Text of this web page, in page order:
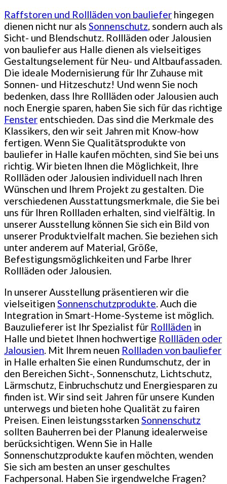
Raffstoren und Rollläden von bauliefer hingegen
dienen nicht nur als Sonnenschutz, sondern auch als
Sicht- und Blendschutz. Rollläden oder Jalousien
von bauliefer aus Halle dienen als vielseitiges
Gestaltungselement für Neu- und Altbaufassaden.
Die ideale Modernisierung für Ihr Zuhause mit
Sonnen- und Hitzeschutz! Und wenn Sie noch
bedenken, dass Ihre Rollläden oder Jalousien auch
noch Energie sparen, haben Sie sich für das richtige
Fenster entschieden. Das sind die Merkmale des
Klassikers, den wir seit Jahren mit Know-how
fertigen. Wenn Sie Qualitätsprodukte von
bauliefer in Halle kaufen möchten, sind Sie bei uns
richtig. Wir bieten Ihnen die Möglichkeit, Ihre
Rollläden oder Jalousien individuell nach Ihren
Wünschen und Ihrem Projekt zu gestalten. Die
verschiedenen Ausstattungsmerkmale, die Sie bei
uns für Ihren Rollladen erhalten, sind vielfältig. In
unserer Ausstellung können Sie sich ein Bild von
unserer Produktvielfalt machen. Sie beziehen sich
unter anderem auf Material, Größe,
Befestigungsmöglichkeiten und Farbe Ihrer
Rollläden oder Jalousien.
In unserer Ausstellung präsentieren wir die
vielseitigen Sonnenschutzprodukte. Auch die
Integration in Smart-Home-Systeme ist möglich.
Bauzulieferer ist Ihr Spezialist für Rollläden in
Halle und bietet Ihnen hochwertige Rollläden oder
Jalousien. Mit Ihrem neuen Rollladen von bauliefer
in Halle erhalten Sie einen Rundumschutz, der in
den Bereichen Sicht-, Sonnenschutz, Lichtschutz,
Lärmschutz, Einbruchschutz und Energiesparen zu
finden ist. Wir sind seit Jahren für unsere Kunden
unterwegs und bieten hohe Qualität zu fairen
Preisen. Einen leistungsstarken Sonnenschutz
sollten Bauherren bei der Planung idealerweise
berücksichtigen. Wenn Sie in Halle
Sonnenschutzprodukte kaufen möchten, wenden
Sie sich am besten an unser geschultes
Fachpersonal. Haben Sie irgendwelche Fragen?